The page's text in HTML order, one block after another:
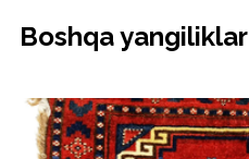
Boshqa yangiliklar